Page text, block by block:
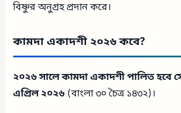
বিষ্ণুর অনুগ্রহ প্রদান করে।
কামদা একাদশী ২০২৬ কবে?
২০২৬ সালে কামদা একাদশী পালিত হবে
এপ্রিল ২০২৬ (বাংলা ৩০ চৈত্র ১৪৩২)।